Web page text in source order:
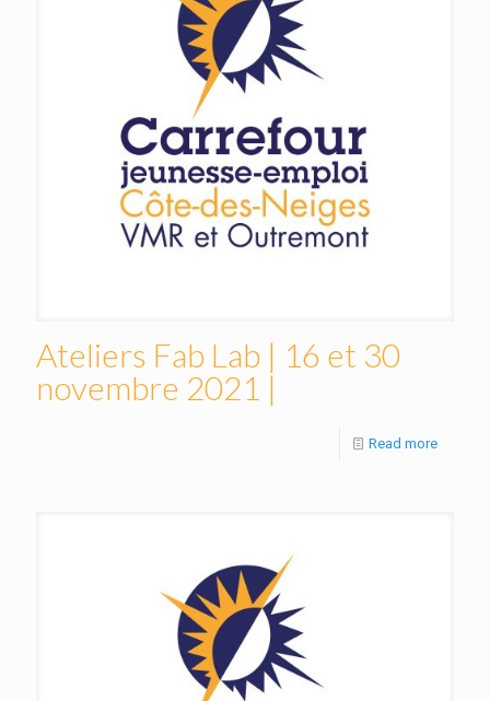
Ateliers Fab Lab | 16 et 30
novembre 2021 |
Read more